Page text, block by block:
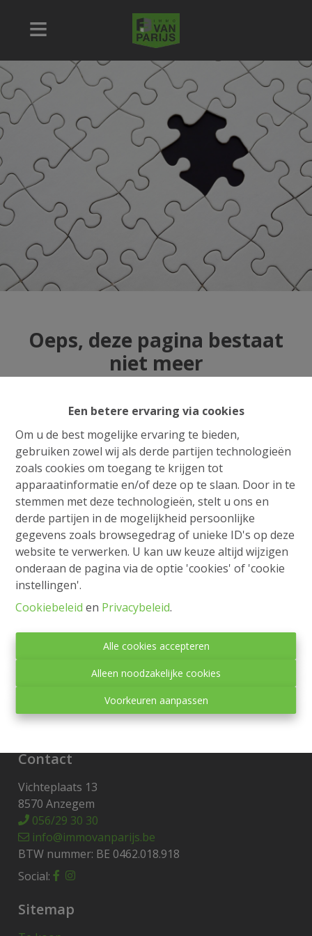
Een betere ervaring via cookies
Om u de best mogelijke ervaring te bieden,
gebruiken zowel wij als derde partijen technologieën
zoals cookies om toegang te krijgen tot
apparaatinformatie en/of deze op te slaan. Door in te
stemmen met deze technologieën, stelt u ons en
derde partijen in de mogelijkheid persoonlijke
gegevens zoals browsegedrag of unieke ID's op deze
website te verwerken. U kan uw keuze altijd wijzigen
onderaan de pagina via de optie 'cookies' of 'cookie
instellingen'.
Cookiebeleid en Privacybeleid.
Alle cookies accepteren
Alleen noodzakelijke cookies
Voorkeuren aanpassen
Oeps, deze pagina bestaat
niet meer
Te koop Te huur
Toezichthoudende autoriteit:
Beroepsinstituut van Vastgoedmakelaars,
Luxemburgstraat 16 B te 1000 Brussel.
Privacy statement-Disclaimer
Contact
Vichteplaats 13
8570 Anzegem
056/29 30 30
info@immovanparijs.be
BTW nummer: BE 0462.018.918
Social:
Sitemap